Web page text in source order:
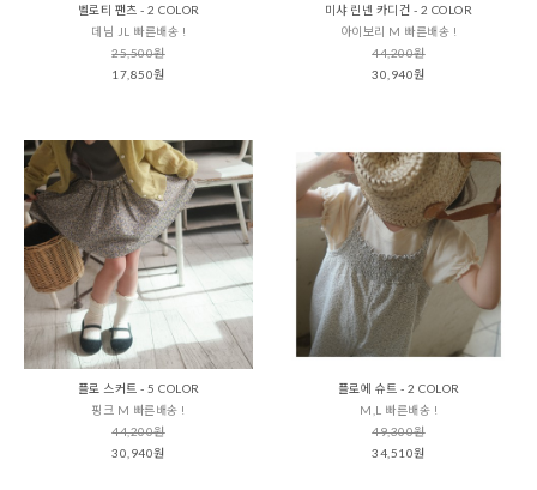
벨로티 팬츠 - 2 COLOR
데님 JL 빠른배송 !
25,500원
17,850원
미샤 린넨 카디건 - 2 COLOR
아이보리 M 빠른배송 !
44,200원
30,940원
플로 스커트 - 5 COLOR
핑크 M 빠른배송 !
44,200원
30,940원
플로에 슈트 - 2 COLOR
M,L 빠른배송 !
49,300원
34,510원